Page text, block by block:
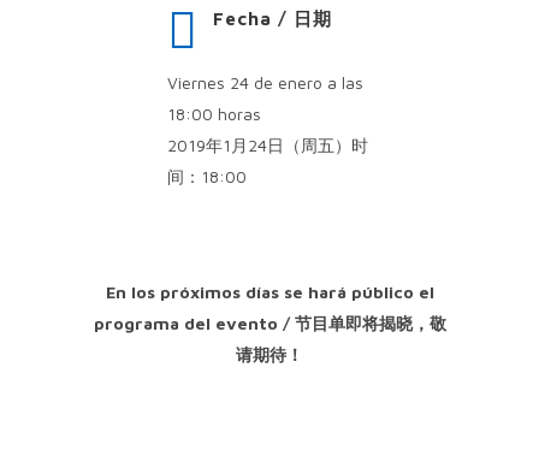
Fecha / 日期
Viernes 24 de enero a las
18:00 horas
2019年1月24日（周五）时
间：18:00
En los próximos días se hará público el
programa del evento / 节目单即将揭晓，敬
请期待！